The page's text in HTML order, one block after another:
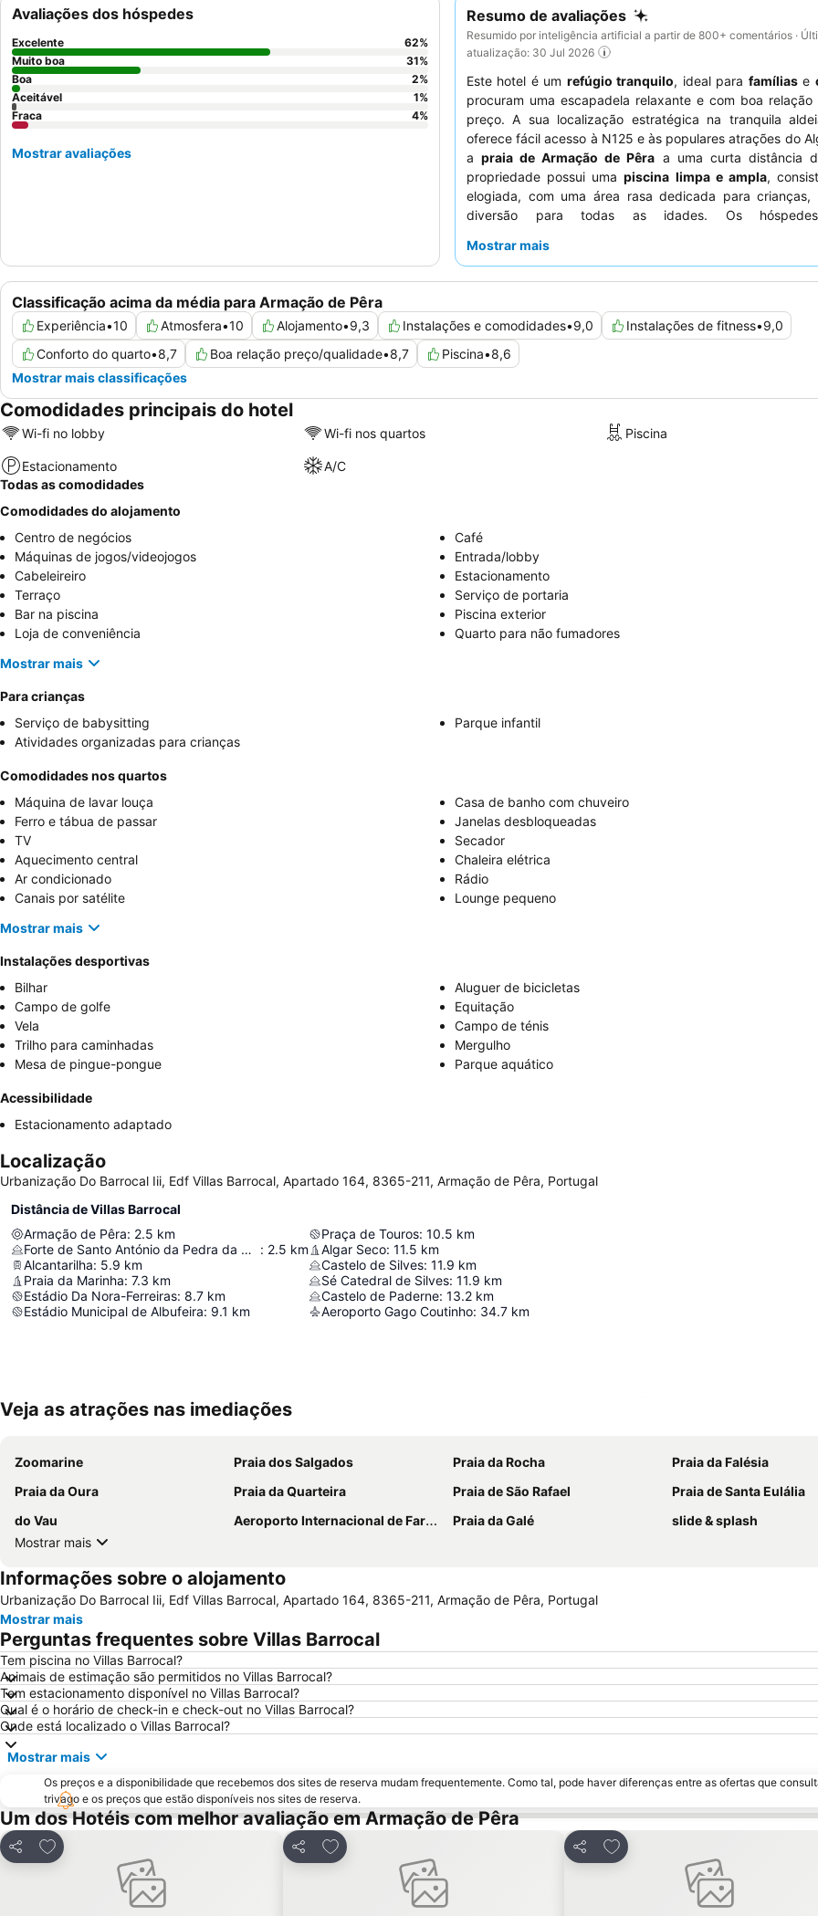
Resumo de avaliações
Resumido por inteligência artificial a partir de 800+ comentários ·
atualização: 30 Jul 2026
Este hotel é um refúgio tranquilo, ideal para famíliase
procuram uma escapadela relaxante e com boa relação
preço. A sua localização estratégica na tranquila
oferece fácil acesso à N125 e às populares atrações do
apraia de Armação de Pêra a uma curta distância
propriedade possui umapiscina limpa e ampla,
elogiada, com uma área rasa dedicada para crianças,
diversão para todas as idades. Os
deliciosa e variada cozinha disponível no restaurante e no
Mostrar mais
Classificação acima da média para Armação de Pêra
Experiência•10 Atmosfera•10 Alojamento•9,3 Instalações e comodidades•9,0 Instalações de fitness•9,0
Conforto do quarto•8,7 Boa relação preço/qualidade•8,7 Piscina•8,6
Mostrar mais classificações
Avaliações dos hóspedes
Excelente 62%
Muito boa
31%
Boa
2%
Aceitável
1%
Fraca
4%
Mostrar avaliações
Comodidades principais do hotel
Wi-fi no lobby Wi-fi nos quartos Piscina
Estacionamento
A/C
Todas as comodidades
Comodidades do alojamento
Centro de negócios
Café
Máquinas de jogos/videojogos
Entrada/lobby
Cabeleireiro
Estacionamento
Terraço
Serviço de portaria
Bar na piscina
Piscina exterior
Loja de conveniência
Quarto para não fumadores
Mostrar mais
Para crianças
Serviço de babysitting
Parque infantil
Atividades organizadas para crianças
Comodidades nos quartos
Máquina de lavar louça
Casa de banho com chuveiro
Ferro e tábua de passar
Janelas desbloqueadas
TV
Secador
Aquecimento central
Chaleira elétrica
Ar condicionado
Rádio
Canais por satélite
Lounge pequeno
Mostrar mais
Instalações desportivas
Bilhar
Aluguer de bicicletas
Campo de golfe
Equitação
Vela
Campo de ténis
Trilho para caminhadas
Mergulho
Mesa de pingue-pongue
Parque aquático
Acessibilidade
Estacionamento adaptado
Localização
Urbanização Do Barrocal Iii, Edf Villas Barrocal, Apartado 164, 8365-211, Armação de Pêra, Portugal
Distância de Villas Barrocal
Armação de Pêra: 2.5 km
Forte de Santo António da Pedra da Galé
: 2.5 km
Alcantarilha: 5.9 km
Praia da Marinha: 7.3 km
Estádio Da Nora-Ferreiras: 8.7 km
Estádio Municipal de Albufeira: 9.1 km
Praça de Touros: 10.5 km
Algar Seco: 11.5 km
Castelo de Silves: 11.9 km
Sé Catedral de Silves: 11.9 km
Castelo de Paderne: 13.2 km
Aeroporto Gago Coutinho: 34.7 km
Veja as atrações nas imediações
Zoomarine Praia dos Salgados Praia da Rocha
Praia da Falésia
Praia da Oura
Praia da Quarteira Praia de São Rafael
Praia de Santa Eulália
do Vau
Aeroporto Internacional de Faro - Gago Coutinho Praia da Galé
slide & splash
Mostrar mais
Informações sobre o alojamento
Urbanização Do Barrocal Iii, Edf Villas Barrocal, Apartado 164, 8365-211, Armação de Pêra, Portugal
Mostrar mais
Perguntas frequentes sobre Villas Barrocal
Tem piscina no Villas Barrocal?
Animais de estimação são permitidos no Villas Barrocal?
Tem estacionamento disponível no Villas Barrocal?
Qual é o horário de check-in e check-out no Villas Barrocal?
Onde está localizado o Villas Barrocal?
Mostrar mais
Os preços e a disponibilidade que recebemos dos sites de reserva mudam frequentemente. Como tal, pode haver diferenças entre as ofertas que
trivago e os preços que estão disponíveis nos sites de reserva.
Um dos Hotéis com melhor avaliação em Armação de Pêra
Partilhar
Adicionar aos favoritos
Partilhar
Adicionar aos favoritos
Partilhar
Adicionar aos favoritos